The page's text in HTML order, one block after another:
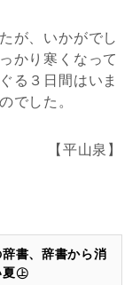
が、いかがでし
かり寒くなって
る３日間はいま
でした。
【平山泉】
書、辞書から消
㊤